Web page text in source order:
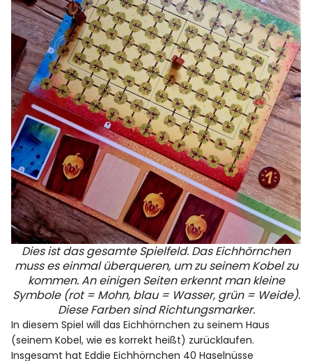
Dies ist das gesamte Spielfeld. Das Eichhörnchen
muss es einmal überqueren, um zu seinem Kobel zu
kommen. An einigen Seiten erkennt man kleine
Symbole (rot = Mohn, blau = Wasser, grün = Weide).
Diese Farben sind Richtungsmarker.
In diesem Spiel will das Eichhörnchen zu seinem Haus
(seinem Kobel, wie es korrekt heißt) zurücklaufen.
Insgesamt hat Eddie Eichhörnchen 40 Haselnüsse